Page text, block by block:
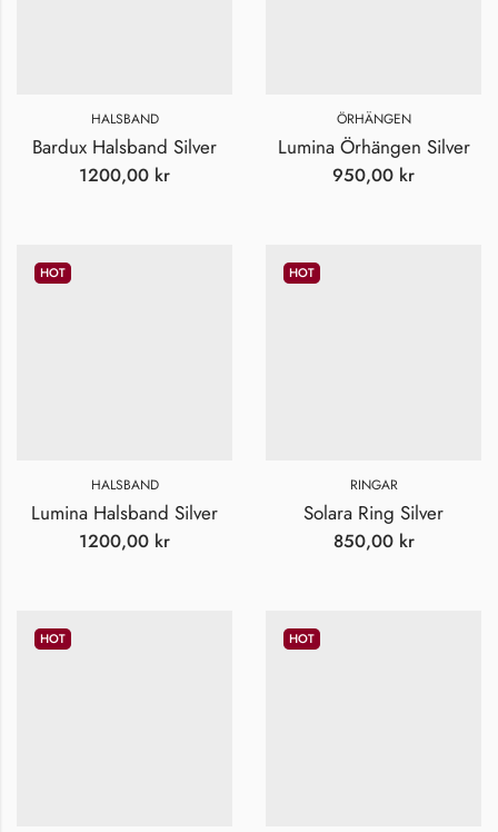
HALSBAND
Bardux Halsband Silver
1200,00 kr
ÖRHÄNGEN
Lumina Örhängen Silver
950,00 kr
HOT
HALSBAND
Lumina Halsband Silver
1200,00 kr
HOT
RINGAR
Solara Ring Silver
850,00 kr
HOT HOT